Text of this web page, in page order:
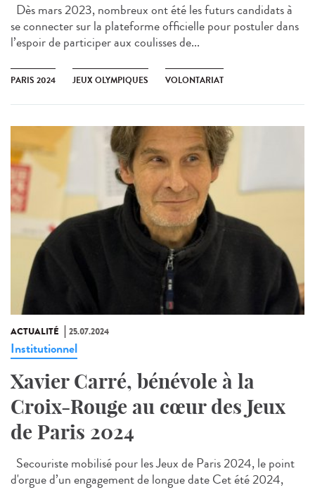
Dès mars 2023, nombreux ont été les futurs candidats à
se connecter sur la plateforme officielle pour postuler dans
l’espoir de participer aux coulisses de...
PARIS 2024 JEUX OLYMPIQUES VOLONTARIAT
ACTUALITÉ 25.07.2024
Institutionnel
Xavier Carré, bénévole à la
Croix-Rouge au cœur des Jeux
de Paris 2024
Secouriste mobilisé pour les Jeux de Paris 2024, le point
d'orgue d’un engagement de longue date Cet été 2024,